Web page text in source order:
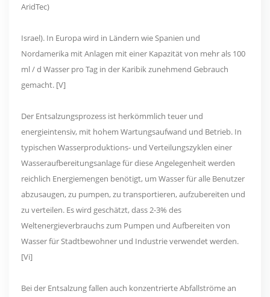
AridTec)
Israel). In Europa wird in Ländern wie Spanien und
Nordamerika mit Anlagen mit einer Kapazität von mehr als 100
ml / d Wasser pro Tag in der Karibik zunehmend Gebrauch
gemacht. [V]
Der Entsalzungsprozess ist herkömmlich teuer und
energieintensiv, mit hohem Wartungsaufwand und Betrieb. In
typischen Wasserproduktions- und Verteilungszyklen einer
Wasseraufbereitungsanlage für diese Angelegenheit werden
reichlich Energiemengen benötigt, um Wasser für alle Benutzer
abzusaugen, zu pumpen, zu transportieren, aufzubereiten und
zu verteilen. Es wird geschätzt, dass 2-3% des
Weltenergieverbrauchs zum Pumpen und Aufbereiten von
Wasser für Stadtbewohner und Industrie verwendet werden.
[Vi]
Bei der Entsalzung fallen auch konzentrierte Abfallströme an